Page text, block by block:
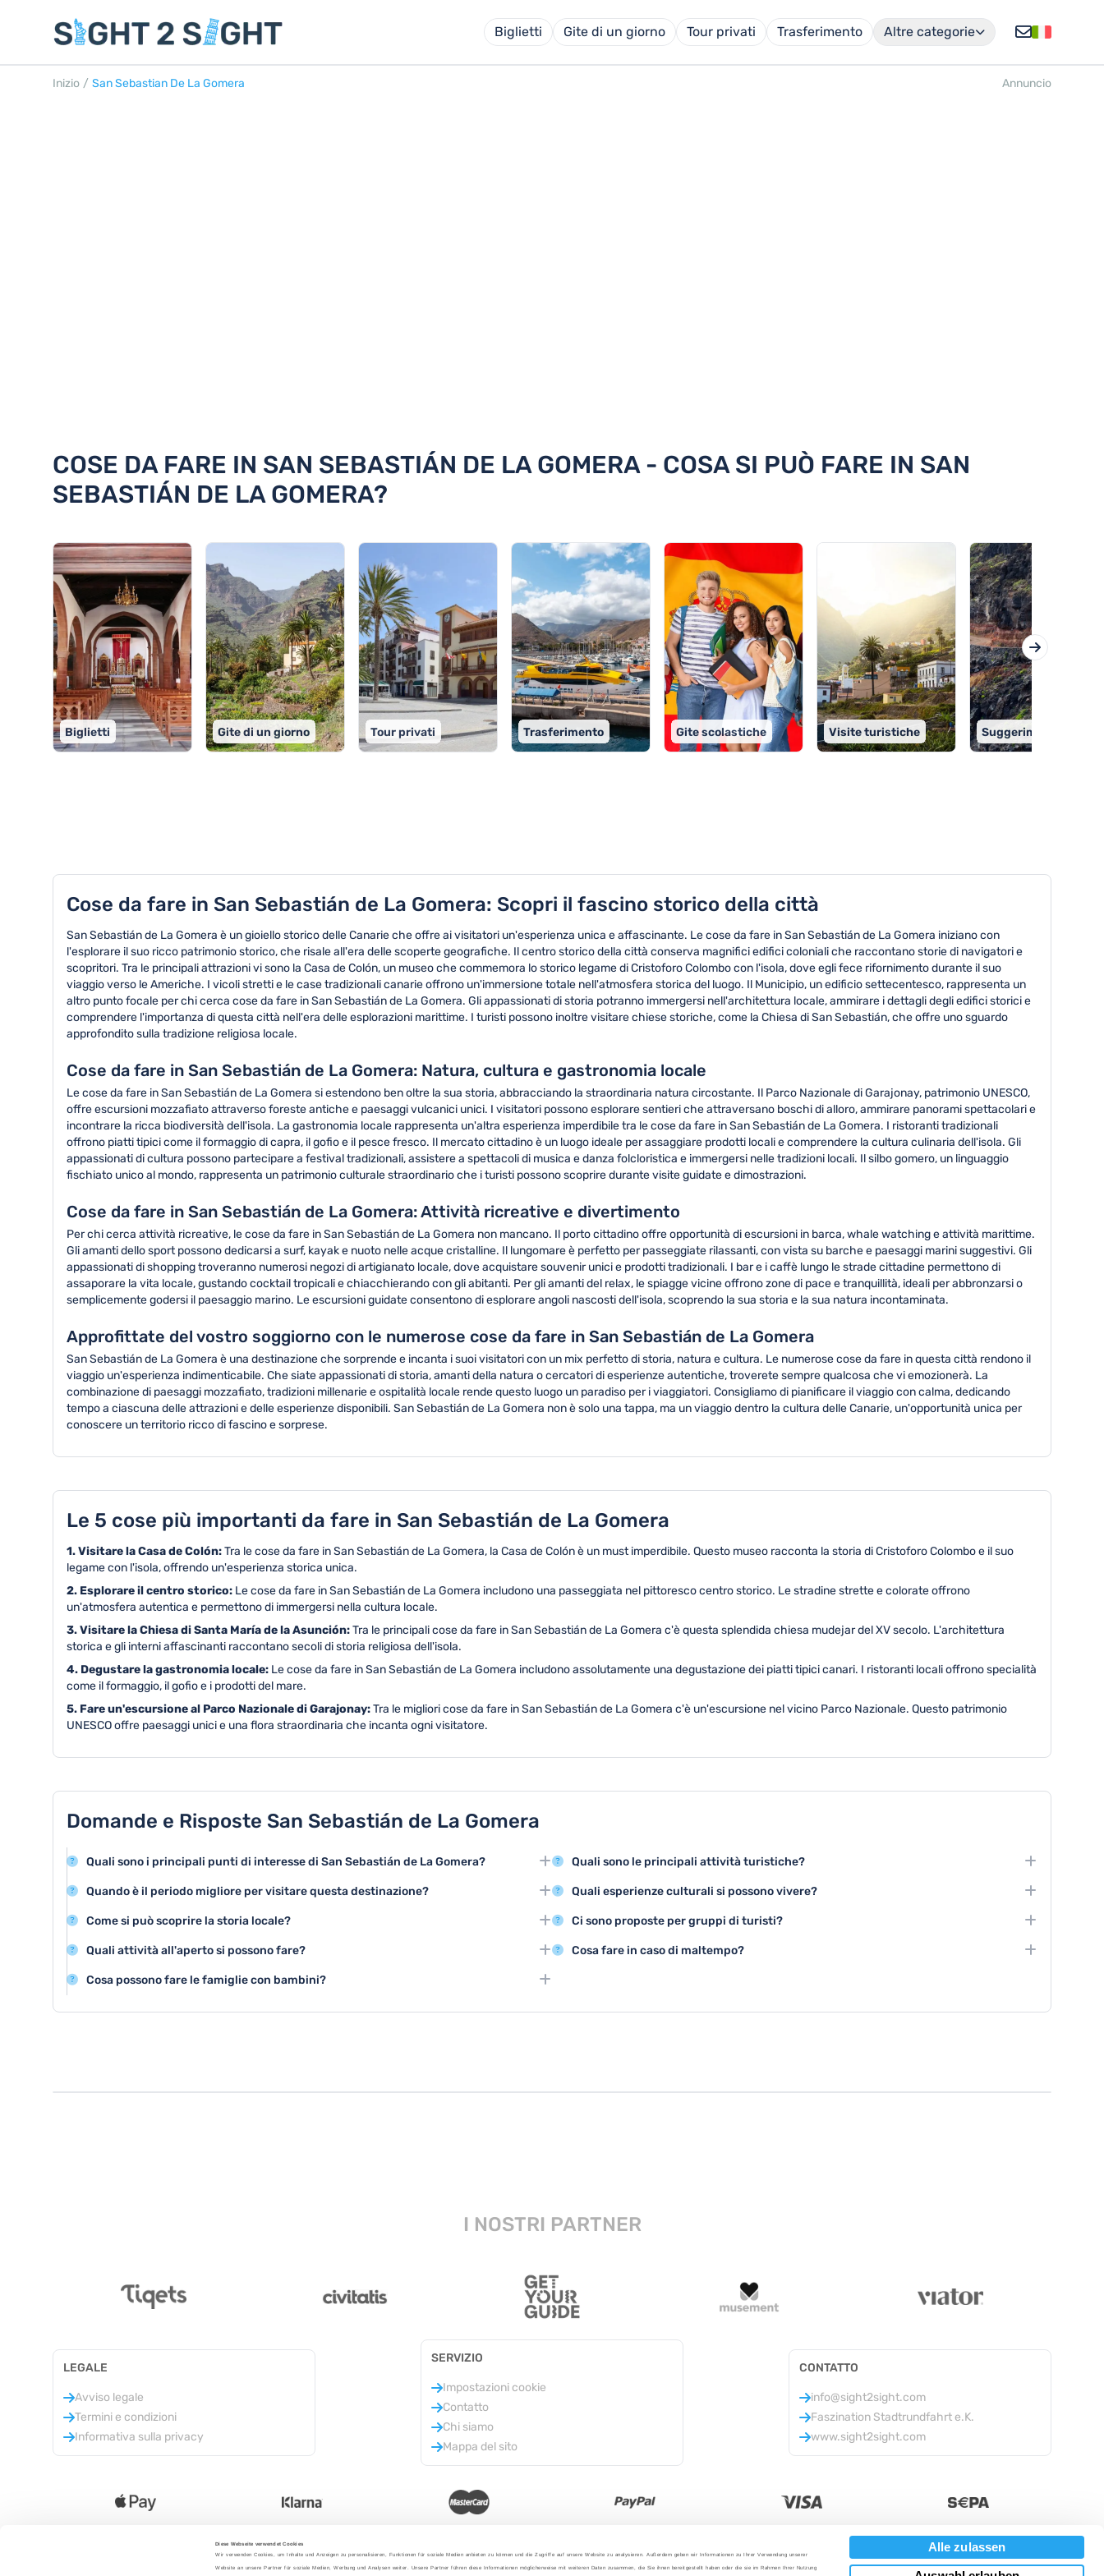
Diese Webseite verwendet Cookies
Wir verwenden Cookies, um Inhalte und Anzeigen zu personalisieren, Funktionen für soziale Medien anbieten zu können und die Zugriffe auf unsere Website zu analysieren. Außerdem geben wir Informationen zu Ihrer Verwendung unserer
Website an unsere Partner für soziale Medien, Werbung und Analysen weiter. Unsere Partner führen diese Informationen möglicherweise mit weiteren Daten zusammen, die Sie ihnen bereitgestellt haben oder die sie im Rahmen Ihrer Nutzung
Alle zulassen
Biglietti Gite di un giorno Tour privati Trasferimento Altre categorie
Inizio / San Sebastian De La Gomera Annuncio
COSE DA FARE IN SAN SEBASTIÁN DE LA GOMERA - COSA SI PUÒ FARE IN SAN
SEBASTIÁN DE LA GOMERA?
Biglietti Gite di un giorno Tour privati Trasferimento Gite scolastiche Visite turistiche Suggerimenti utili
Cose da fare in San Sebastián de La Gomera: Scopri il fascino storico della città
San Sebastián de La Gomera è un gioiello storico delle Canarie che offre ai visitatori un'esperienza unica e affascinante. Le cose da fare in San Sebastián de La Gomera iniziano con
l'esplorare il suo ricco patrimonio storico, che risale all'era delle scoperte geografiche. Il centro storico della città conserva magnifici edifici coloniali che raccontano storie di navigatori e
scopritori. Tra le principali attrazioni vi sono la Casa de Colón, un museo che commemora lo storico legame di Cristoforo Colombo con l'isola, dove egli fece rifornimento durante il suo
viaggio verso le Americhe. I vicoli stretti e le case tradizionali canarie offrono un'immersione totale nell'atmosfera storica del luogo. Il Municipio, un edificio settecentesco, rappresenta un
altro punto focale per chi cerca cose da fare in San Sebastián de La Gomera. Gli appassionati di storia potranno immergersi nell'architettura locale, ammirare i dettagli degli edifici storici e
comprendere l'importanza di questa città nell'era delle esplorazioni marittime. I turisti possono inoltre visitare chiese storiche, come la Chiesa di San Sebastián, che offre uno sguardo
approfondito sulla tradizione religiosa locale.
Cose da fare in San Sebastián de La Gomera: Natura, cultura e gastronomia locale
Le cose da fare in San Sebastián de La Gomera si estendono ben oltre la sua storia, abbracciando la straordinaria natura circostante. Il Parco Nazionale di Garajonay, patrimonio UNESCO,
offre escursioni mozzafiato attraverso foreste antiche e paesaggi vulcanici unici. I visitatori possono esplorare sentieri che attraversano boschi di alloro, ammirare panorami spettacolari e
incontrare la ricca biodiversità dell'isola. La gastronomia locale rappresenta un'altra esperienza imperdibile tra le cose da fare in San Sebastián de La Gomera. I ristoranti tradizionali
offrono piatti tipici come il formaggio di capra, il gofio e il pesce fresco. Il mercato cittadino è un luogo ideale per assaggiare prodotti locali e comprendere la cultura culinaria dell'isola. Gli
appassionati di cultura possono partecipare a festival tradizionali, assistere a spettacoli di musica e danza folcloristica e immergersi nelle tradizioni locali. Il silbo gomero, un linguaggio
fischiato unico al mondo, rappresenta un patrimonio culturale straordinario che i turisti possono scoprire durante visite guidate e dimostrazioni.
Cose da fare in San Sebastián de La Gomera: Attività ricreative e divertimento
Per chi cerca attività ricreative, le cose da fare in San Sebastián de La Gomera non mancano. Il porto cittadino offre opportunità di escursioni in barca, whale watching e attività marittime.
Gli amanti dello sport possono dedicarsi a surf, kayak e nuoto nelle acque cristalline. Il lungomare è perfetto per passeggiate rilassanti, con vista su barche e paesaggi marini suggestivi. Gli
appassionati di shopping troveranno numerosi negozi di artigianato locale, dove acquistare souvenir unici e prodotti tradizionali. I bar e i caffè lungo le strade cittadine permettono di
assaporare la vita locale, gustando cocktail tropicali e chiacchierando con gli abitanti. Per gli amanti del relax, le spiagge vicine offrono zone di pace e tranquillità, ideali per abbronzarsi o
semplicemente godersi il paesaggio marino. Le escursioni guidate consentono di esplorare angoli nascosti dell'isola, scoprendo la sua storia e la sua natura incontaminata.
Approfittate del vostro soggiorno con le numerose cose da fare in San Sebastián de La Gomera
San Sebastián de La Gomera è una destinazione che sorprende e incanta i suoi visitatori con un mix perfetto di storia, natura e cultura. Le numerose cose da fare in questa città rendono il
viaggio un'esperienza indimenticabile. Che siate appassionati di storia, amanti della natura o cercatori di esperienze autentiche, troverete sempre qualcosa che vi emozionerà. La
combinazione di paesaggi mozzafiato, tradizioni millenarie e ospitalità locale rende questo luogo un paradiso per i viaggiatori. Consigliamo di pianificare il viaggio con calma, dedicando
tempo a ciascuna delle attrazioni e delle esperienze disponibili. San Sebastián de La Gomera non è solo una tappa, ma un viaggio dentro la cultura delle Canarie, un'opportunità unica per
conoscere un territorio ricco di fascino e sorprese.
Le 5 cose più importanti da fare in San Sebastián de La Gomera
1. Visitare la Casa de Colón:Tra le cose da fare in San Sebastián de La Gomera, la Casa de Colón è un must imperdibile. Questo museo racconta la storia di Cristoforo Colombo e il suo
legame con l'isola, offrendo un'esperienza storica unica.
2. Esplorare il centro storico: Le cose da fare in San Sebastián de La Gomera includono una passeggiata nel pittoresco centro storico. Le stradine strette e colorate offrono
un'atmosfera autentica e permettono di immergersi nella cultura locale.
3. Visitare la Chiesa di Santa María de la Asunción:Tra le principali cose da fare in San Sebastián de La Gomera c'è questa splendida chiesa mudejar del XV secolo. L'architettura
storica e gli interni affascinanti raccontano secoli di storia religiosa dell'isola.
4. Degustare la gastronomia locale: Le cose da fare in San Sebastián de La Gomera includono assolutamente una degustazione dei piatti tipici canari. I ristoranti locali offrono specialità
come il formaggio, il gofio e i prodotti del mare.
5. Fare un'escursione al Parco Nazionale di Garajonay:Tra le migliori cose da fare in San Sebastián de La Gomera c'è un'escursione nel vicino Parco Nazionale. Questo patrimonio
UNESCO offre paesaggi unici e una flora straordinaria che incanta ogni visitatore.
Domande e Risposte San Sebastián de La Gomera
Quali sono i principali punti di interesse di San Sebastián de La Gomera?
San Sebastián de La Gomera offre attrazioni storiche come la Casa de Colón e il centro
storico, oltre a bellissime spiagge e paesaggi naturali mozzafiato.
Quando è il periodo migliore per visitare questa destinazione?
La primavera e l'autunno sono le stagioni ideali per visitare San Sebastián de La
Gomera, con temperature mild e minore affollamento turistico.
Come si può scoprire la storia locale?
Visitando il Museo Etnografico e partecipando a tour guidati nel centro storico si
possono approfondire le radici storiche e culturali della città.
Quali attività all'aperto si possono fare?
Escursioni nel Parco Nazionale di Garajonay, trekking, mountain bike e passeggiate
costiere sono le principali attività outdoor disponibili.
Cosa possono fare le famiglie con bambini?
Quali sono le principali attività turistiche?
Le principali attività turistiche includono l'escursionismo, le visite culturali e le attività
marittime come l'osservazione delle balene.
Quali esperienze culturali si possono vivere?
Si possono visitare musei locali, assistere a festival tradizionali e partecipare a
laboratori artigianali per conoscere la cultura gomera.
Ci sono proposte per gruppi di turisti?
Sono disponibili tour organizzati, escursioni di gruppo nel parco nazionale e attività
collettive come degustazioni di prodotti locali.
Cosa fare in caso di maltempo?
I NOSTRI PARTNER
LEGALE
Avviso legale
Termini e condizioni
Informativa sulla privacy
SERVIZIO
Impostazioni cookie
Contatto
Chi siamo
Mappa del sito
CONTATTO
info@sight2sight.com
Faszination Stadtrundfahrt e.K.
www.sight2sight.com
Valuta: